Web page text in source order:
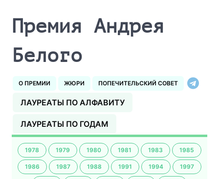
Премия Андрея
Белого
О ПРЕМИИ ЖЮРИ ПОПЕЧИТЕЛЬСКИЙ СОВЕТ
ЛАУРЕАТЫ ПО АЛФАВИТУ
ЛАУРЕАТЫ ПО ГОДАМ
1978 1979 1980 1981 1983 1985
1986 1987 1988 1991 1994 1997